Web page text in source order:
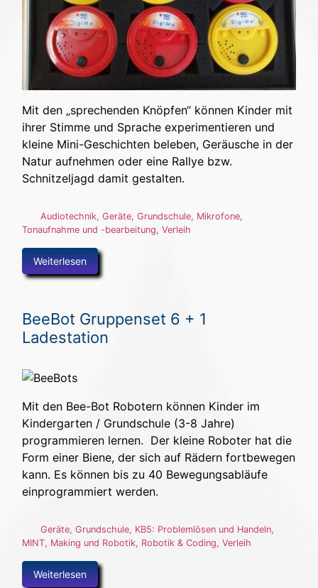
Mit den „sprechenden Knöpfen“ können Kinder mit
ihrer Stimme und Sprache experimentieren und
kleine Mini-Geschichten beleben, Geräusche in der
Natur aufnehmen oder eine Rallye bzw.
Schnitzeljagd damit gestalten.
Audiotechnik, Geräte, Grundschule, Mikrofone,
Tonaufnahme und -bearbeitung, Verleih
Weiterlesen
BeeBot Gruppenset 6 + 1
Ladestation
Mit den Bee-Bot Robotern können Kinder im
Kindergarten / Grundschule (3-8 Jahre)
programmieren lernen. Der kleine Roboter hat die
Form einer Biene, der sich auf Rädern fortbewegen
kann. Es können bis zu 40 Bewegungsabläufe
einprogrammiert werden.
Geräte, Grundschule, KB5: Problemlösen und Handeln,
MINT, Making und Robotik, Robotik & Coding, Verleih
Weiterlesen